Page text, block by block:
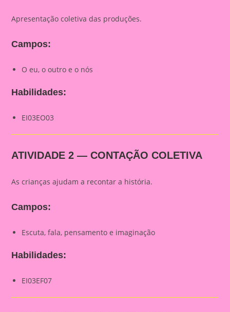
Apresentação coletiva das produções.
Campos:
O eu, o outro e o nós
Habilidades:
EI03EO03
ATIVIDADE 2 — CONTAÇÃO COLETIVA
As crianças ajudam a recontar a história.
Campos:
Escuta, fala, pensamento e imaginação
Habilidades:
EI03EF07